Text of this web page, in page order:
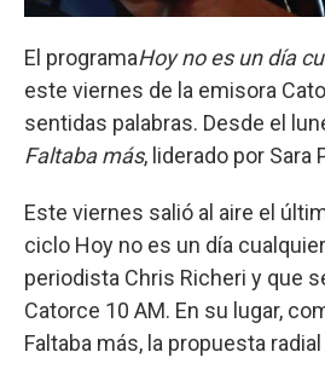
El programaHoy no es un día
este viernes de la emisora
sentidas palabras. Desde el
Faltaba más, liderado por Sara
Este viernes salió al aire el
ciclo Hoy no es un día
periodista Chris Richeri y que
Catorce 10 AM. En su lugar,
Faltaba más, la propuesta